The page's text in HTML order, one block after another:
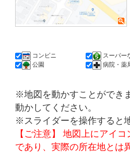
コンビニ スーパー
公園
病院・薬
※地図を動かすことができ
動かしてください。
※スライダーを操作すると
【ご注意】 地図上にアイ
であり、実際の所在地とは